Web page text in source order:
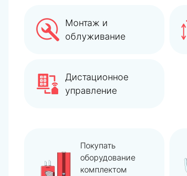
Монтаж и
облуживание
Дистационное
управление
Покупать
оборудование
комплектом